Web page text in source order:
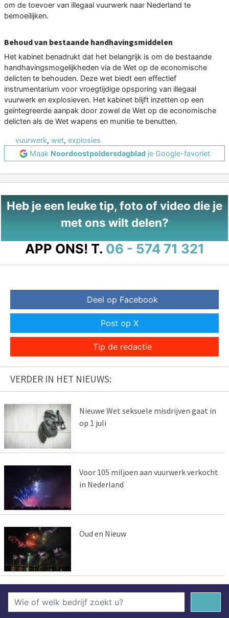
om de toevoer van illegaal vuurwerk naar Nederland te
bemoeilijken.
Behoud van bestaande handhavingsmiddelen
Het kabinet benadrukt dat het belangrijk is om de bestaande
handhavingsmogelijkheden via de Wet op de economische
delicten te behouden. Deze wet biedt een effectief
instrumentarium voor vroegtijdige opsporing van illegaal
vuurwerk en explosieven. Het kabinet blijft inzetten op een
geïntegreerde aanpak door zowel de Wet op de economische
delicten als de Wet wapens en munitie te benutten.
vuurwerk, wet, explosies
Maak Noordoostpoldersdagbladje Google-favoriet
Heb je een leuke tip, foto of video die je
met ons wilt delen?
APP ONS! T. 06 - 574 71 321
Deel op Facebook
Post op X
Tip de redactie
VERDER IN HET NIEUWS:
Nieuwe Wet seksuele misdrijven gaat in
op 1 juli
Voor 105 miljoen aan vuurwerk verkocht
in Nederland
Oud en Nieuw